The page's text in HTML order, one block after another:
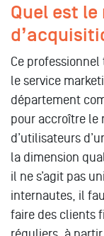
Quel est
Ce
le service
département
pour accroître le
d’utilisateurs
la dimension
il ne s’agit pas
internautes, il
faire des clients